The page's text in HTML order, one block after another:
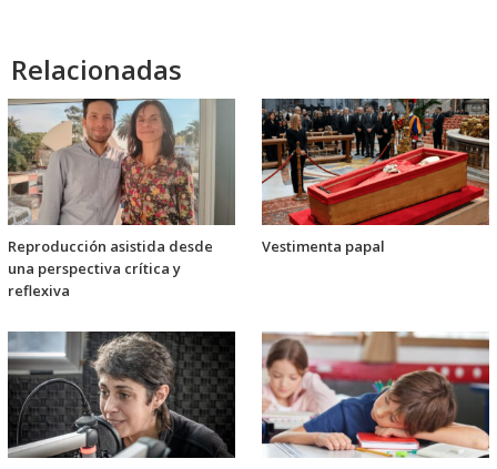
Relacionadas
Reproducción asistida desde
una perspectiva crítica y
reflexiva
Vestimenta papal